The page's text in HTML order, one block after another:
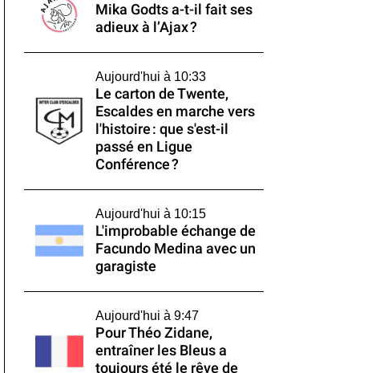
Mika Godts a-t-il fait ses
adieux à l’Ajax ?
Aujourd'hui à 10:33
Le carton de Twente,
Escaldes en marche vers
l'histoire : que s'est-il
passé en Ligue
Conférence ?
Aujourd'hui à 10:15
L'improbable échange de
Facundo Medina avec un
garagiste
Aujourd'hui à 9:47
Pour Théo Zidane,
entraîner les Bleus a
toujours été le rêve de